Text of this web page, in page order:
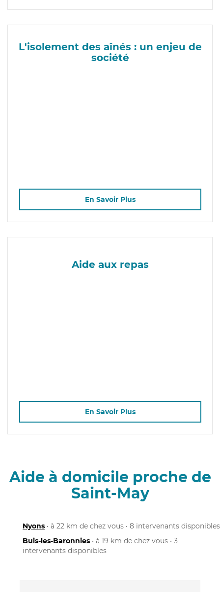
L'isolement des aînés : un enjeu de
société
En Savoir Plus
Aide aux repas
En Savoir Plus
Aide à domicile proche de
Saint-May
Nyons • à 22 km de chez vous • 8 intervenants disponibles
Buis-les-Baronnies • à 19 km de chez vous • 3
intervenants disponibles